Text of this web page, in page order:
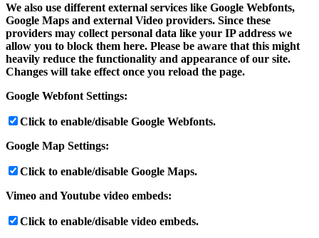
We also use different external services like Google Webfonts,
Google Maps and external Video providers. Since these
providers may collect personal data like your IP address we
allow you to block them here. Please be aware that this might
heavily reduce the functionality and appearance of our site.
Changes will take effect once you reload the page.
Google Webfont Settings:
Click to enable/disable Google Webfonts.
Google Map Settings:
Click to enable/disable Google Maps.
Vimeo and Youtube video embeds:
Click to enable/disable video embeds.